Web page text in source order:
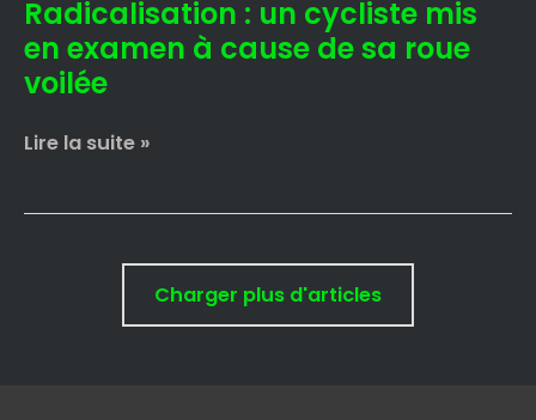
Radicalisation : un cycliste mis
en examen à cause de sa roue
voilée
sa
roue
voilée
Lire la suite »
Charger plus d'articles